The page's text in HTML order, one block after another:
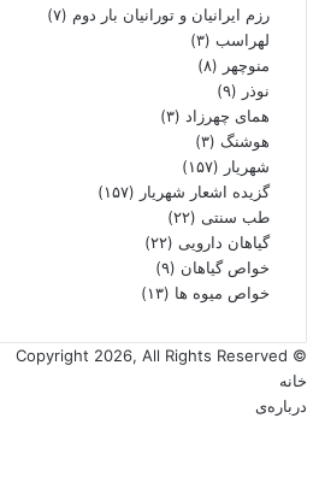
رزم ایرانیان و تورانیان بار دوم (۷)
لهراسب (۳)
منوچهر (۸)
نوذر (۹)
هماى چهرزاد (۳)
هوشنگ (۳)
شهریار (۱۵۷)
گزیده اشعار شهریار (۱۵۷)
طب سنتی (۲۲)
گیاهان دارویی (۲۲)
خواص گیاهان (۹)
خواص میوه ها (۱۳)
© Copyright 2026, All Rights Reserved
خانه
درباره‌ی